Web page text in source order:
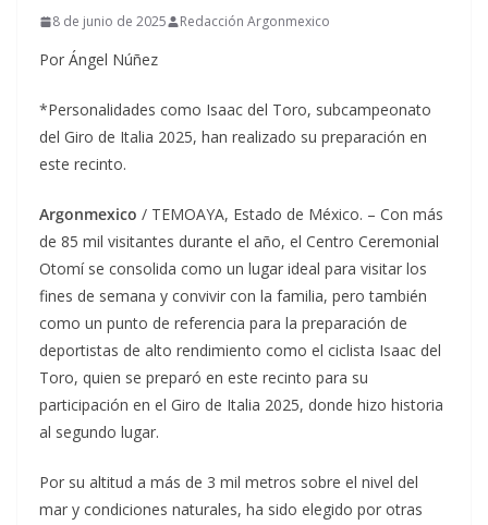
8 de junio de 2025 Redacción Argonmexico
Por Ángel Núñez
*Personalidades como Isaac del Toro, subcampeonato
del Giro de Italia 2025, han realizado su preparación en
este recinto.
Argonmexico / TEMOAYA, Estado de México. – Con más
de 85 mil visitantes durante el año, el Centro Ceremonial
Otomí se consolida como un lugar ideal para visitar los
fines de semana y convivir con la familia, pero también
como un punto de referencia para la preparación de
deportistas de alto rendimiento como el ciclista Isaac del
Toro, quien se preparó en este recinto para su
participación en el Giro de Italia 2025, donde hizo historia
al segundo lugar.
Por su altitud a más de 3 mil metros sobre el nivel del
mar y condiciones naturales, ha sido elegido por otras